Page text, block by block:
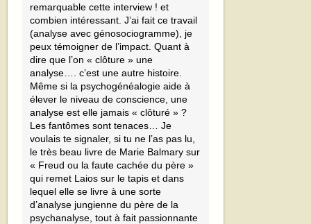
remarquable cette interview ! et
combien intéressant. J’ai fait ce travail
(analyse avec génosociogramme), je
peux témoigner de l’impact. Quant à
dire que l’on « clôture » une
analyse…. c’est une autre histoire.
Même si la psychogénéalogie aide à
élever le niveau de conscience, une
analyse est elle jamais « clôturé » ?
Les fantômes sont tenaces… Je
voulais te signaler, si tu ne l’as pas lu,
le très beau livre de Marie Balmary sur
« Freud ou la faute cachée du père »
qui remet Laios sur le tapis et dans
lequel elle se livre à une sorte
d’analyse jungienne du père de la
psychanalyse, tout à fait passionnante